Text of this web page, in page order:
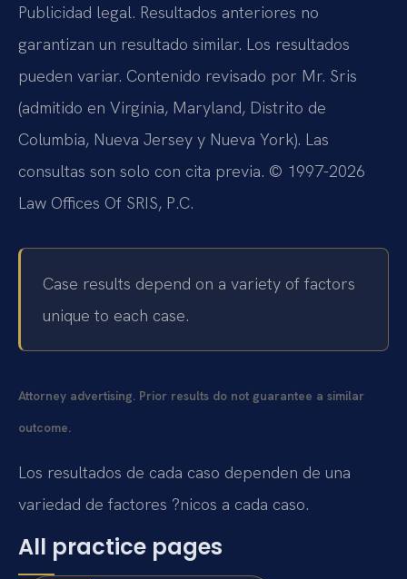
Publicidad legal. Resultados anteriores no
garantizan un resultado similar. Los resultados
pueden variar. Contenido revisado por Mr. Sris
(admitido en Virginia, Maryland, Distrito de
Columbia, Nueva Jersey y Nueva York). Las
consultas son solo con cita previa. © 1997-2026
Law Offices Of SRIS, P.C.
Case results depend on a variety of factors
unique to each case.
Attorney advertising. Prior results do not guarantee a similar
outcome.
Los resultados de cada caso dependen de una
variedad de factores ?nicos a cada caso.
All practice pages